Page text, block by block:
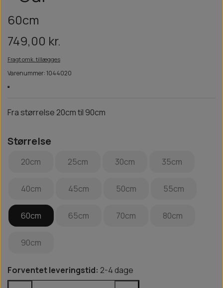
60cm
749,00 kr.
Fragt omk. tillægges
Varenummer: 1044020
Fra størrelse 20cm til 90cm
Størrelse
20cm 25cm 30cm 35cm
40cm 45cm 50cm 55cm
60cm 65cm 70cm 80cm
90cm
Forventet leveringstid: 2-4 dage